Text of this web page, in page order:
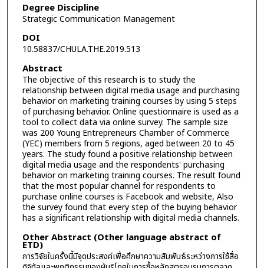
Degree Discipline
Strategic Communication Management
DOI
10.58837/CHULA.THE.2019.513
Abstract
The objective of this research is to study the
relationship between digital media usage and purchasing
behavior on marketing training courses by using 5 steps
of purchasing behavior. Online questionnaire is used as a
tool to collect data via online survey. The sample size
was 200 Young Entrepreneurs Chamber of Commerce
(YEC) members from 5 regions, aged between 20 to 45
years. The study found a positive relationship between
digital media usage and the respondents' purchasing
behavior on marketing training courses. The result found
that the most popular channel for respondents to
purchase online courses is Facebook and website, Also
the survey found that every step of the buying behavior
has a significant relationship with digital media channels.
Other Abstract (Other language abstract of
ETD)
การวิจัยในครั้งนี้มีจุดประสงค์เพื่อศึกษาความสัมพันธ์ระหว่างการใช้สื่อ